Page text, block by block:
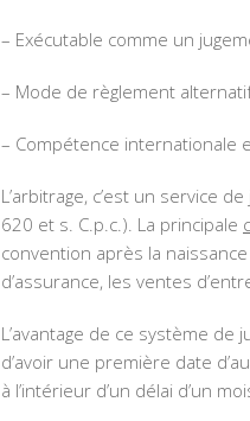
– Exécutable comme un
– Mode de règlement
– Compétence internationale
L’arbitrage, c’est un service
620 et s. C.p.c.). La principale
convention après la
d’assurance, les ventes
L’avantage de ce système de
d’avoir une première date
à l’intérieur d’un délai d’un